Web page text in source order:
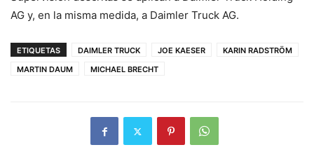
AG y, en la misma medida, a Daimler Truck AG.
ETIQUETAS DAIMLER TRUCK JOE KAESER
KARIN RADSTRÖM
MARTIN DAUM
MICHAEL BRECHT